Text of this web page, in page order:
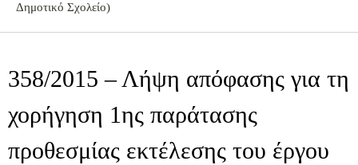
Δημοτικό Σχολείο)
358/2015 – Λήψη απόφασης για τη
χορήγηση 1ης παράτασης
προθεσμίας εκτέλεσης του έργου